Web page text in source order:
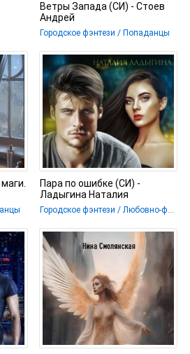
Ветры Запада (СИ) - Стоев
Андрей
Городское фэнтези / Попаданцы
Пара по ошибке (СИ) -
Ладыгина Наталия
Городское фэнтези / Любовно-фантастические романы